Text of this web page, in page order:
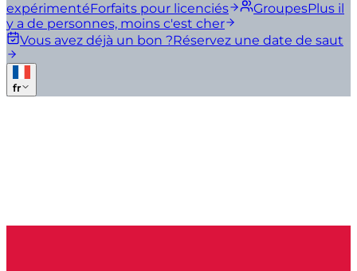
expérimentéForfaits pour licenciés GroupesPlus il
y a de personnes, moins c'est cher
Vous avez déjà un bon ?Réservez une date de saut
fr